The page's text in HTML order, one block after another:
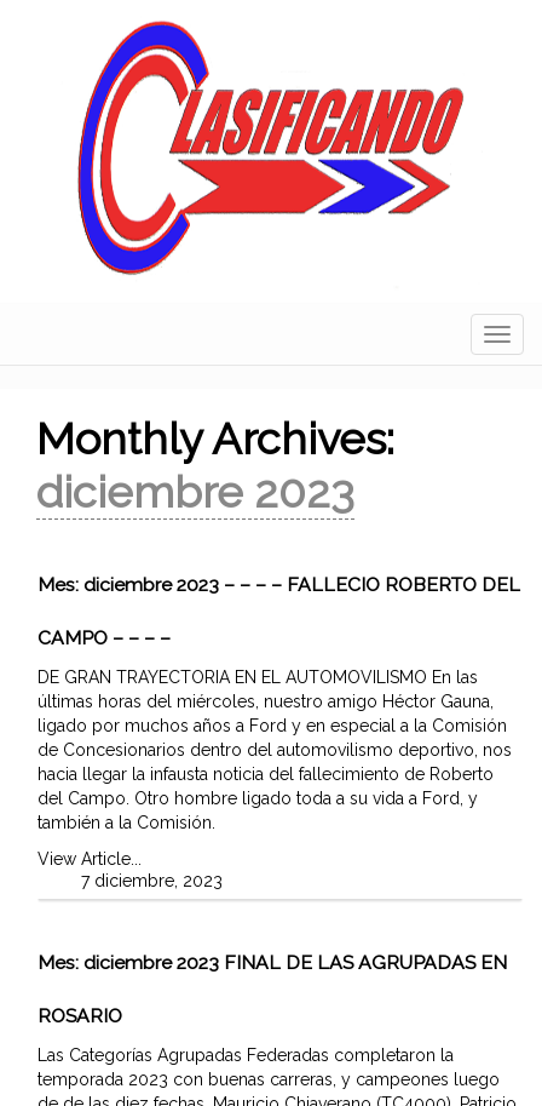
Monthly Archives:
diciembre 2023
Mes: diciembre 2023 – – – – FALLECIO ROBERTO DEL
CAMPO – – – –
DE GRAN TRAYECTORIA EN EL AUTOMOVILISMO En las
últimas horas del miércoles, nuestro amigo Héctor Gauna,
ligado por muchos años a Ford y en especial a la Comisión
de Concesionarios dentro del automovilismo deportivo, nos
hacia llegar la infausta noticia del fallecimiento de Roberto
del Campo. Otro hombre ligado toda a su vida a Ford, y
también a la Comisión.
View Article...
7 diciembre, 2023
Mes: diciembre 2023 FINAL DE LAS AGRUPADAS EN
ROSARIO
Las Categorías Agrupadas Federadas completaron la
temporada 2023 con buenas carreras, y campeones luego